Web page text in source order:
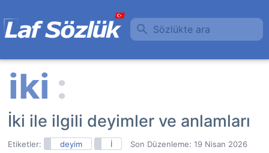
Sözlükte ara
İki ile ilgili deyimler ve anlamları
Etiketler: deyim İ Son Düzenleme: 19 Nisan 2026